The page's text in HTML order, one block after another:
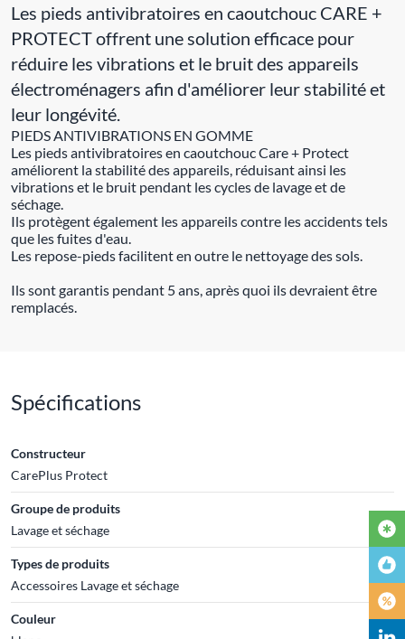
Les pieds antivibratoires en caoutchouc CARE +
PROTECT offrent une solution efficace pour
réduire les vibrations et le bruit des appareils
électroménagers afin d'améliorer leur stabilité et
leur longévité.
PIEDS ANTIVIBRATIONS EN GOMME
Les pieds antivibratoires en caoutchouc Care + Protect
améliorent la stabilité des appareils, réduisant ainsi les
vibrations et le bruit pendant les cycles de lavage et de
séchage.
Ils protègent également les appareils contre les accidents tels
que les fuites d'eau.
Les repose-pieds facilitent en outre le nettoyage des sols.
Ils sont garantis pendant 5 ans, après quoi ils devraient être
remplacés.
Spécifications
Constructeur
CarePlus Protect
Groupe de produits
Lavage et séchage
Types de produits
Accessoires Lavage et séchage
Couleur